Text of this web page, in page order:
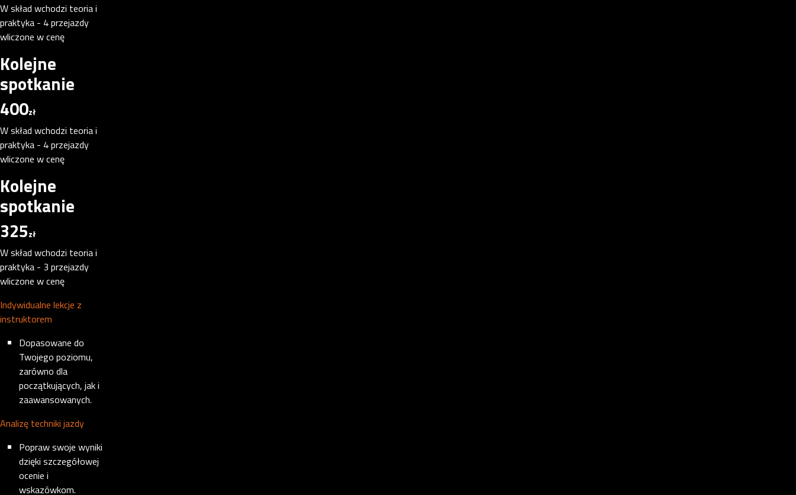
W skład wchodzi teoria i
praktyka - 4 przejazdy
wliczone w cenę
Kolejne
spotkanie
400zł
W skład wchodzi teoria i
praktyka - 4 przejazdy
wliczone w cenę
Kolejne
spotkanie
325zł
W skład wchodzi teoria i
praktyka - 3 przejazdy
wliczone w cenę
Indywidualne lekcje z
instruktorem
Dopasowane do
Twojego poziomu,
zarówno dla
początkujących, jak i
zaawansowanych.
Analizę techniki jazdy
Popraw swoje wyniki
dzięki szczegółowej
ocenie i
wskazówkom.